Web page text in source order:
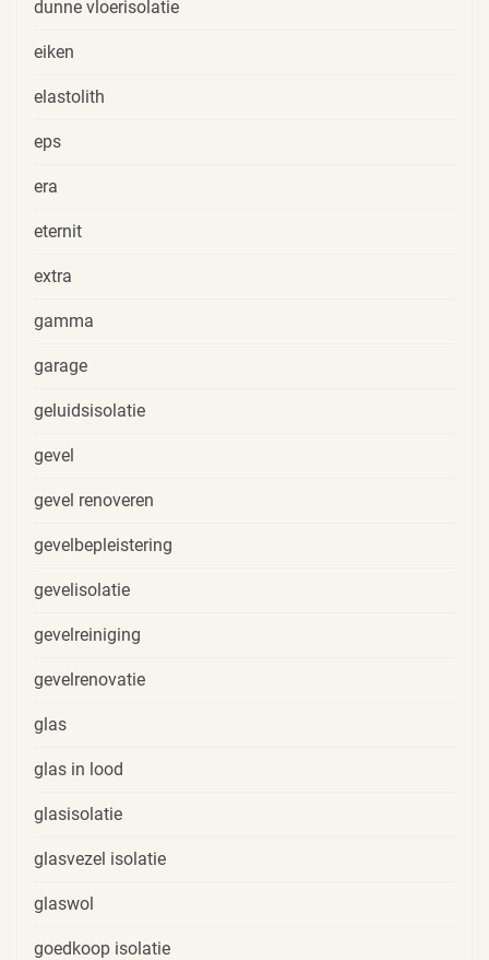
dunne vloerisolatie
eiken
elastolith
eps
era
eternit
extra
gamma
garage
geluidsisolatie
gevel
gevel renoveren
gevelbepleistering
gevelisolatie
gevelreiniging
gevelrenovatie
glas
glas in lood
glasisolatie
glasvezel isolatie
glaswol
goedkoop isolatie